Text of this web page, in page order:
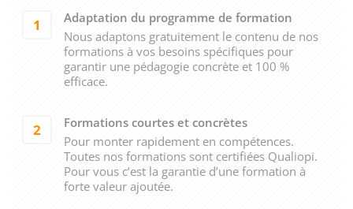
1
Adaptation du programme de formation
Nous adaptons gratuitement le contenu de nos
formations à vos besoins spécifiques pour
garantir une pédagogie concrète et 100 %
efficace.
2
Formations courtes et concrètes
Pour monter rapidement en compétences.
Toutes nos formations sont certifiées Qualiopi.
Pour vous c’est la garantie d’une formation à
forte valeur ajoutée.